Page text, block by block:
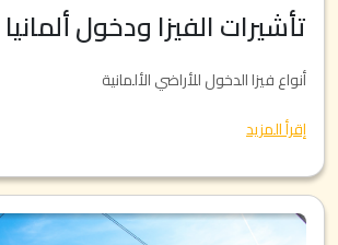
تأشيرات الفيزا ودخول ألمانيا
أنواع فيزا الدخول للأراضي الألمانية
إقرأ المزيد